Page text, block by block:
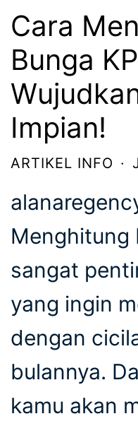
Cara
Bunga
Impian!
ARTIKEL INFO ·
Menghitung
sangat
yang ingin
dengan
bulannya.
kamu akan